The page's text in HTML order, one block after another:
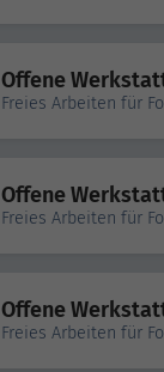
Offene
Freies Arbeiten für
Offene
Freies Arbeiten für
Offene
Freies Arbeiten für